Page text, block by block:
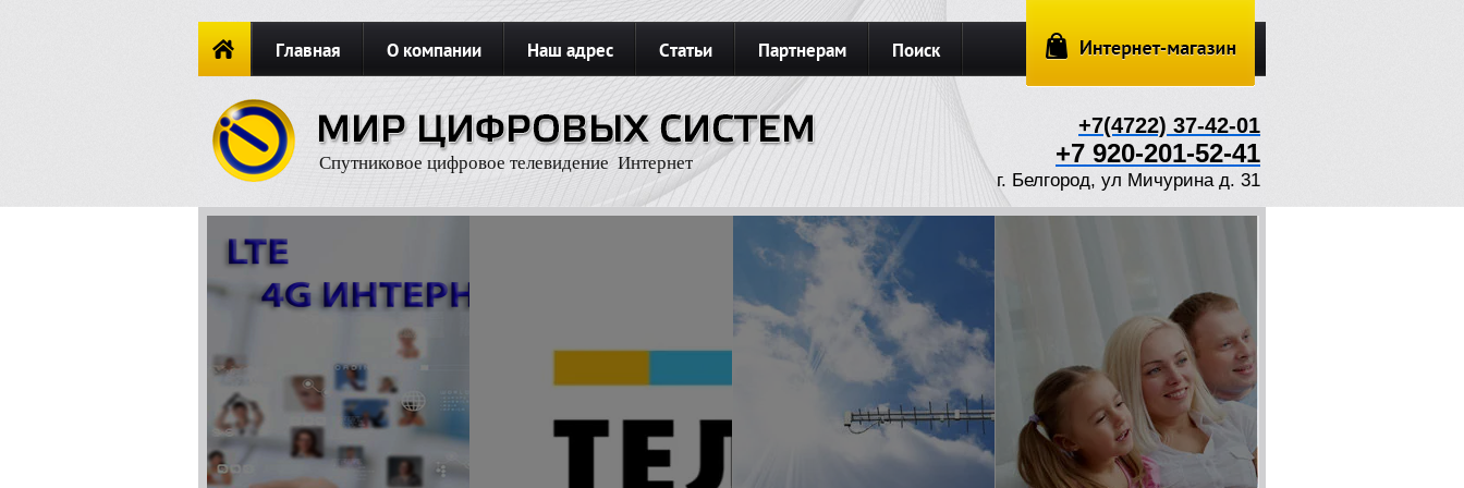
Главная О компании Наш адрес Статьи Партнерам Поиск
Новости Карта сайта Подключить интернет
Спутниковое цифровое телевидение Интернет
+7(4722) 37-42-01
+7 920-201-52-41
г. Белгород, ул Мичурина д. 31